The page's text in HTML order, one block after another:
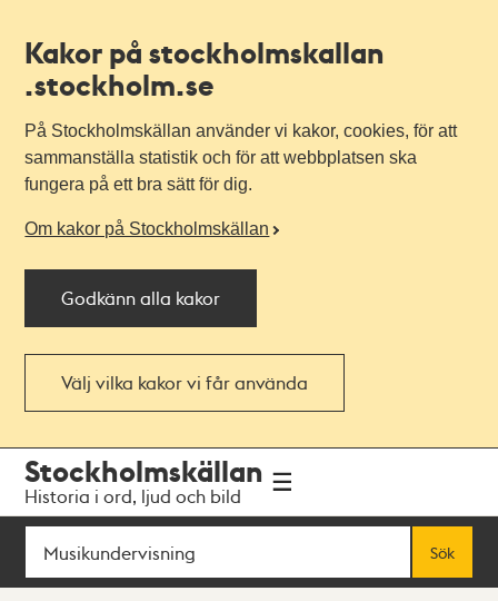
Kakor på stockholmskallan
.stockholm.se
På Stockholmskällan använder vi kakor, cookies, för att
sammanställa statistik och för att webbplatsen ska
fungera på ett bra sätt för dig.
Om kakor på Stockholmskällan
Godkänn alla kakor
Välj vilka kakor vi får använda
navigationen
huvudinnehållet
Stockholmskällan
Historia i ord, ljud och bild
Sök
Sök